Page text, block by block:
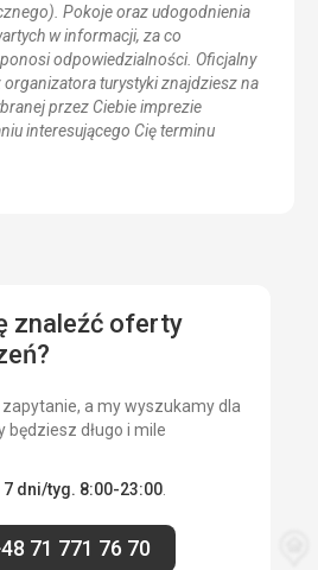
Pokoje oraz udogodnienia
w informacji, za co
odpowiedzialności. Oficjalny
turystyki znajdziesz na
przez Ciebie imprezie
interesującego Cię terminu
znaleźć oferty
a my wyszukamy dla
będziesz długo i mile
7 dni/tyg. 8:00-23:00
71 771 76 70